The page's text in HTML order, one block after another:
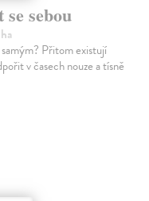
sebou
Přitom existují
v časech nouze a tísně